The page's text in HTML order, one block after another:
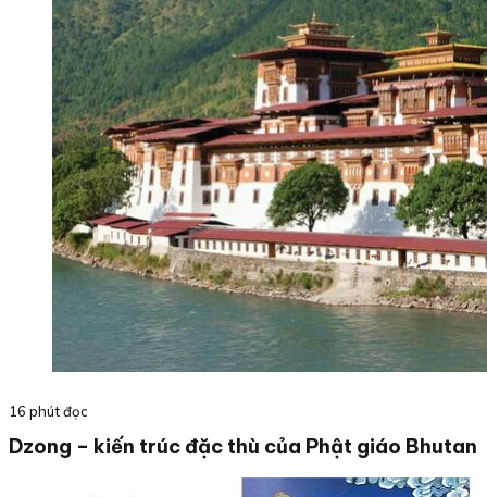
16 phút đọc
Dzong – kiến trúc đặc thù của Phật giáo Bhutan